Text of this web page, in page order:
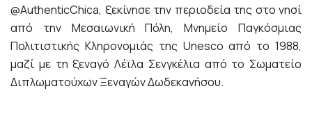
@AuthenticChica, ξεκίνησε την περιοδεία της στο νησί
από την Μεσαιωνική Πόλη, Μνημείο Παγκόσμιας
Πολιτιστικής Κληρονομιάς της Unesco από το 1988,
μαζί με τη ξεναγό Λέϊλα Σενγκέλια από το Σωματείο
Διπλωματούχων Ξεναγών Δωδεκανήσου.